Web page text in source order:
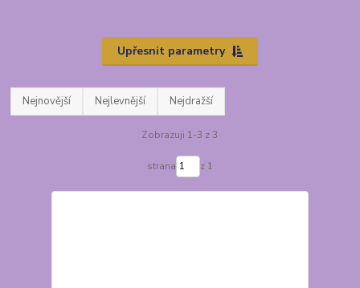
Upřesnit parametry
Nejnovější Nejlevnější Nejdražší
Zobrazuji 1-3 z 3
strana z 1